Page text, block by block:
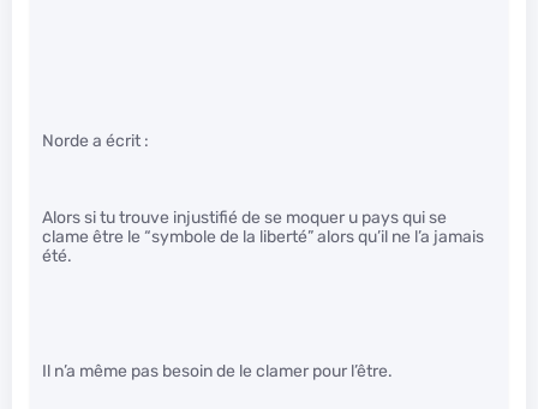
Norde a écrit :
Alors si tu trouve injustifié de se moquer u pays qui se
clame être le “symbole de la liberté” alors qu’il ne l’a jamais
été.
Il n’a même pas besoin de le clamer pour l’être.